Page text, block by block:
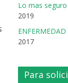
Lo mas
2019
2017
Para